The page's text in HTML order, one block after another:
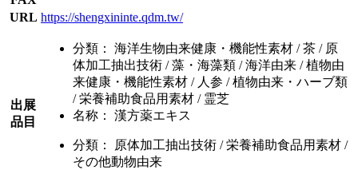
URL https://shengxininte.qdm.tw/
出展
品目
分類：
海洋生物由来健康・機能性素材 / 茶 / 原
体加工抽出技術 / 藻・海藻類 / 海洋由来 / 植物由
来健康・機能性素材 / 人参 / 植物由来・ハーブ類
/ 栄養補助食品用素材 / 霊芝
名称：
漢方薬エキス
分類：
原体加工抽出技術 / 栄養補助食品用素材 /
その他動物由来